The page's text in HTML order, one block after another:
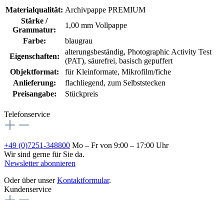
Materialqualität: Archivpappe PREMIUM
Stärke /
Grammatur:
1,00 mm Vollpappe
Farbe:
blaugrau
Eigenschaften:
alterungsbeständig, Photographic Activity Test
(PAT), säurefrei, basisch gepuffert
Objektformat:
für Kleinformate, Mikrofilm/fiche
Anlieferung:
flachliegend, zum Selbststecken
Preisangabe:
Stückpreis
Telefonservice
+49 (0)7251-348800 Mo – Fr von 9:00 – 17:00 Uhr
Wir sind gerne für Sie da.
Newsletter abonnieren
Oder über unserKontaktformular.
Kundenservice